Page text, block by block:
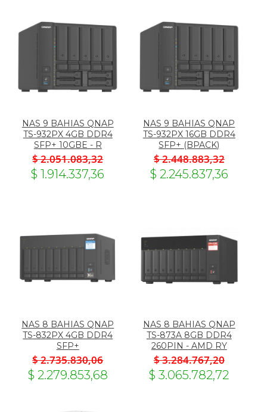
NAS 9 BAHIAS QNAP
TS-932PX 4GB DDR4
SFP+ 10GBE - R
$ 2.051.083,32
$ 1.914.337,36
NAS 9 BAHIAS QNAP
TS-932PX 16GB DDR4
SFP+ (BPACK)
$ 2.448.883,32
$ 2.245.837,36
NAS 8 BAHIAS QNAP
TS-832PX 4GB DDR4
SFP+
$ 2.735.830,06
$ 2.279.853,68
NAS 8 BAHIAS QNAP
TS-873A 8GB DDR4
260PIN - AMD RY
$ 3.284.767,20
$ 3.065.782,72